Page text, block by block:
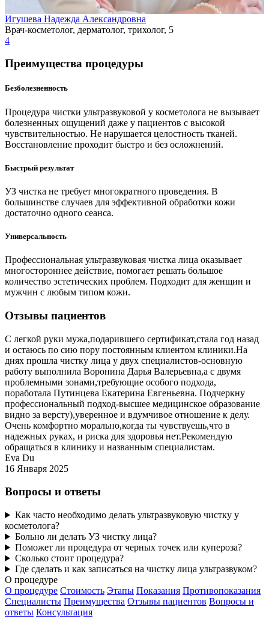
Игушева Надежда Александровна
Врач-косметолог, дерматолог, трихолог, 5
4
Преимущества процедуры
Безболезненность
Процедура чистки ультразвуковой у косметолога не вызывает
болезненных ощущений даже у пациентов с высокой
чувствительностью. Не нарушается целостность тканей.
Восстановление проходит быстро и без осложнений.
Быстрый результат
УЗ чистка не требует многократного проведения. В
большинстве случаев для эффективной обработки кожи
достаточно одного сеанса.
Универсальность
Профессиональная ультразвуковая чистка лица оказывает
многостороннее действие, помогает решать большое
количество эстетических проблем. Подходит для женщин и
мужчин с любым типом кожи.
Отзывы пациентов
С легкой руки мужа,подарившего сертификат,стала год назад
и остаюсь по сию пору постоянным клиентом клиники.На
днях прошла чистку лица у двух специалистов-основную
работу выполнила Воронина Дарья Валерьевна,а с двумя
проблемными зонами,требующие особого подхода,
поработала Путинцева Екатерина Евгеньевна. Подчеркну
профессиональный подход-высшее медицинское образование
видно за версту),уверенное и вдумчивое отношение к делу.
Очень комфортно морально,когда ты чувствуешь,что в
надежных руках, и риска для здоровья нет.Рекомендую
обращаться в клинику и названным специалистам.
Eva Du
16 Января 2025
Вопросы и ответы
Как часто необходимо делать ультразвуковую чистку у
косметолога?
Больно ли делать УЗ чистку лица?
Поможет ли процедура от черных точек или купероза?
Сколько стоит процедура?
Где сделать и как записаться на чистку лица ультразвуком?
О процедуре
О процедуре Стоимость Этапы Показания Противопоказания
Специалисты Преимущества Отзывы пациентов Вопросы и
ответы Консультация